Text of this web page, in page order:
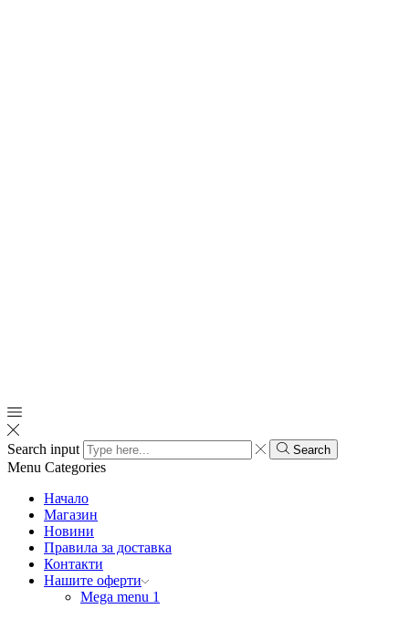
Search input Search
Menu Categories
Начало
Магазин
Новини
Правила за доставка
Контакти
Нашите оферти
Mega menu 1